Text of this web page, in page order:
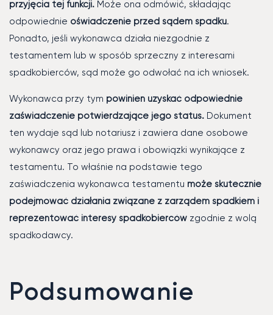
przyjęcia tej funkcji. Może ona odmówić, składając
odpowiednie oświadczenie przed sądem spadku.
Ponadto, jeśli wykonawca działa niezgodnie z
testamentem lub w sposób sprzeczny z interesami
spadkobierców, sąd może go odwołać na ich wniosek.
Wykonawca przy tym powinien uzyskać odpowiednie
zaświadczenie potwierdzające jego status. Dokument
ten wydaje sąd lub notariusz i zawiera dane osobowe
wykonawcy oraz jego prawa i obowiązki wynikające z
testamentu. To właśnie na podstawie tego
zaświadczenia wykonawca testamentu może skutecznie
podejmować działania związane z zarządem spadkiem i
reprezentować interesy spadkobierców zgodnie z wolą
spadkodawcy.
Podsumowanie